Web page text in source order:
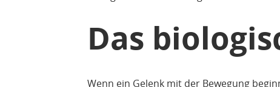
Das
Wenn ein Gelenk mit der Bewegung